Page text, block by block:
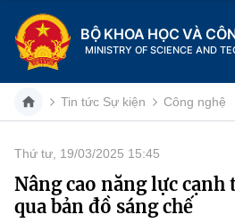
BỘ KHOA HỌC VÀ
MINISTRY OF SCIENCE AND
Danh mục
Trang chủ
Tin tức Sự kiện Công nghệ
Thứ tư, 19/03/2025 15:45
Nâng cao năng lực cạnh
qua bản đồ sáng chế